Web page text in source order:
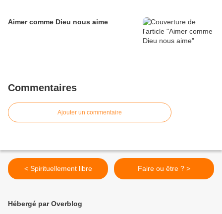
Aimer comme Dieu nous aime
Commentaires
Ajouter un commentaire
< Spirituellement libre Faire ou être ? >
Hébergé par Overblog